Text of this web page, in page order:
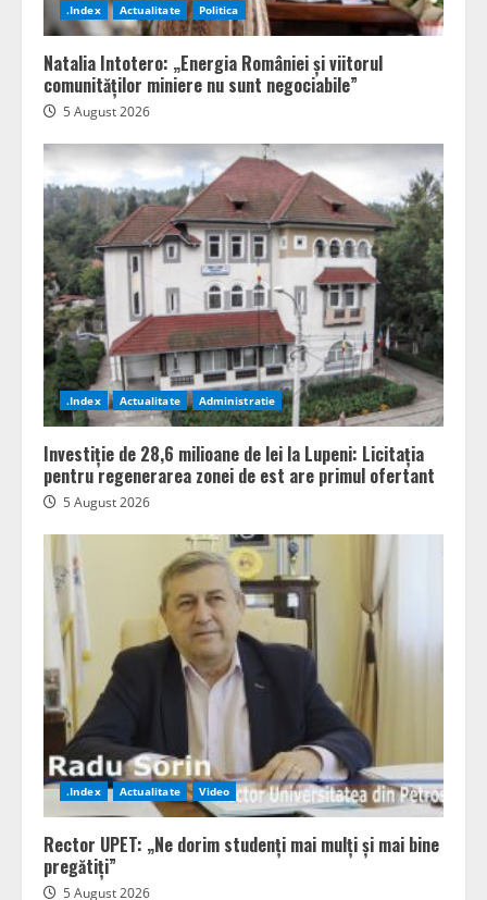
.Index Actualitate Politica
Natalia Intotero: „Energia României și viitorul
comunităților miniere nu sunt negociabile”
5 August 2026
.Index Actualitate Administratie
Investiție de 28,6 milioane de lei la Lupeni: Licitația
pentru regenerarea zonei de est are primul ofertant
5 August 2026
.Index Actualitate Video
Rector UPET: „Ne dorim studenți mai mulți și mai bine
pregătiți”
5 August 2026